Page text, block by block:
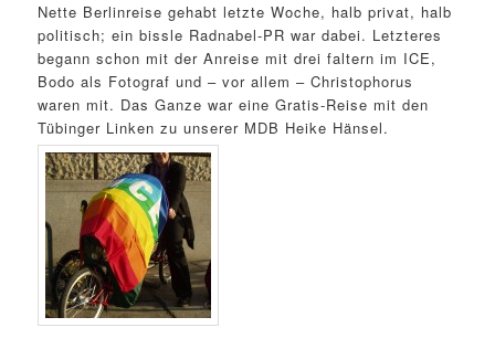
Nette Berlinreise gehabt letzte Woche, halb privat, halb
politisch; ein bissle Radnabel-PR war dabei. Letzteres
begann schon mit der Anreise mit drei faltern im ICE,
Bodo als Fotograf und – vor allem – Christophorus
waren mit. Das Ganze war eine Gratis-Reise mit den
Tübinger Linken zu unserer MDB Heike Hänsel.